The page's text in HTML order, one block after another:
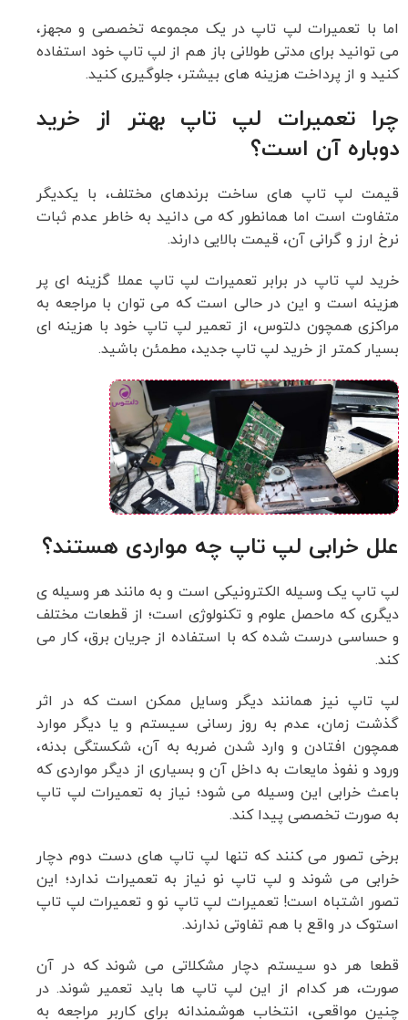
اما با تعمیرات لپ تاپ در یک مجموعه تخصصی و مجهز،
می توانید برای مدتی طولانی باز هم از لپ تاپ خود استفاده
کنید و از پرداخت هزینه های بیشتر، جلوگیری کنید.
چرا تعمیرات لپ تاپ بهتر از خرید
دوباره آن است؟
قیمت لپ تاپ های ساخت برندهای مختلف، با یکدیگر
متفاوت است اما همانطور که می دانید به خاطر عدم ثبات
نرخ ارز و گرانی آن، قیمت بالایی دارند.
خرید لپ تاپ در برابر تعمیرات لپ تاپ عملا گزینه ای پر
هزینه است و این در حالی است که می توان با مراجعه به
مراکزی همچون دلتوس، از تعمیر لپ تاپ خود با هزینه ای
بسیار کمتر از خرید لپ تاپ جدید، مطمئن باشید.
علل خرابی لپ تاپ چه مواردی هستند؟
لپ تاپ یک وسیله الکترونیکی است و به مانند هر وسیله ی
دیگری که ماحصل علوم و تکنولوژی است؛ از قطعات مختلف
و حساسی درست شده که با استفاده از جریان برق، کار می
کند.
لپ تاپ نیز همانند دیگر وسایل ممکن است که در اثر
گذشت زمان، عدم به روز رسانی سیستم و یا دیگر موارد
همچون افتادن و وارد شدن ضربه به آن، شکستگی بدنه،
ورود و نفوذ مایعات به داخل آن و بسیاری از دیگر مواردی که
باعث خرابی این وسیله می شود؛ نیاز به تعمیرات لپ تاپ
به صورت تخصصی پیدا کند.
برخی تصور می کنند که تنها لپ تاپ های دست دوم دچار
خرابی می شوند و لپ تاپ نو نیاز به تعمیرات ندارد؛ این
تصور اشتباه است! تعمیرات لپ تاپ نو و تعمیرات لپ تاپ
استوک در واقع با هم تفاوتی ندارند.
قطعا هر دو سیستم دچار مشکلاتی می شوند که در آن
صورت، هر کدام از این لپ تاپ ها باید تعمیر شوند. در
چنین مواقعی، انتخاب هوشمندانه برای کاربر مراجعه به